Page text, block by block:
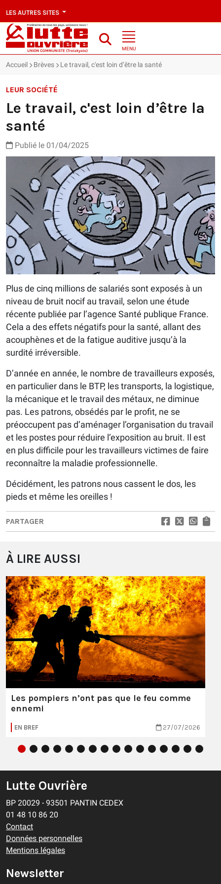
LES AUTRES SITES
MENU
Accueil Brèves Le travail, c'est loin d’être la santé
LEUR SOCIÉTÉ
Le travail, c'est loin d’être la
santé
Publié le 01/04/2025
Plus de cinq millions de salariés sont exposés à un
niveau de bruit nocif au travail, selon une étude
récente publiée par l’agence Santé publique France.
Cela a des effets négatifs pour la santé, allant des
acouphènes et de la fatigue auditive jusqu’à la
surdité irréversible.
D’année en année, le nombre de travailleurs exposés,
en particulier dans le BTP, les transports, la logistique,
la mécanique et le travail des métaux, ne diminue
pas. Les patrons, obsédés par le profit, ne se
préoccupent pas d’aménager l’organisation du travail
et les postes pour réduire l’exposition au bruit. Il est
en plus difficile pour les travailleurs victimes de faire
reconnaître la maladie professionnelle.
Décidément, les patrons nous cassent le dos, les
pieds et même les oreilles !
PARTAGER
À LIRE AUSSI
Les pompiers n’ont pas que le feu comme
ennemi
EN BREF 27/07/2026
Lutte Ouvrière
BP 20029 - 93501 PANTIN CEDEX
01 48 10 86 20
Contact
Données personnelles
Mentions légales
Newsletter